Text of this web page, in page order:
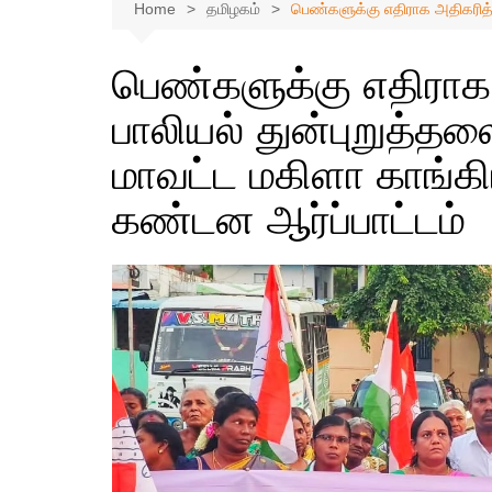
Home தமிழகம் பெண்களுக்கு எதிராக
பெண்களுக்கு எதிராக
பாலியல்
மாவட்ட மகிளா
கண்டன ஆர்ப்பாட்டம்